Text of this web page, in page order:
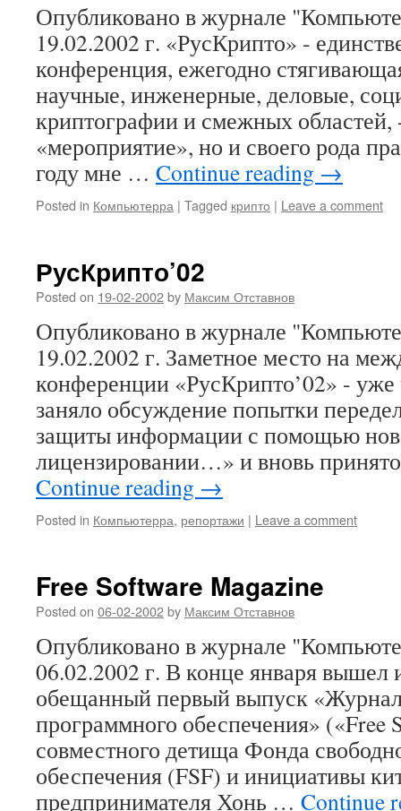
Опубликовано в журнале
19.02.2002 г. «РусКрипто» -
конференция, ежегодно
научные, инженерные, деловые,
криптографии и смежных областей,
«мероприятие», но и своего рода
году мне … Continue reading →
Posted in Компьютерра | Tagged крипто | Leave a comment
РусКрипто’02
Posted on 19-02-2002by Максим Отставнов
Опубликовано в журнале
19.02.2002 г. Заметное место на
конференции «РусКрипто’02» - уже
заняло обсуждение попытки
защиты информации с помощью
лицензировании…» и вновь
Continue reading →
Posted in Компьютерра, репортажи | Leave a comment
Free Software Magazine
Posted on 06-02-2002by Максим Отставнов
Опубликовано в журнале
06.02.2002 г. В конце января вышел
обещанный первый выпуск
программного обеспечения» («Free
совместного детища Фонда
обеспечения (FSF) и инициативы
предпринимателя Хонь … Continue